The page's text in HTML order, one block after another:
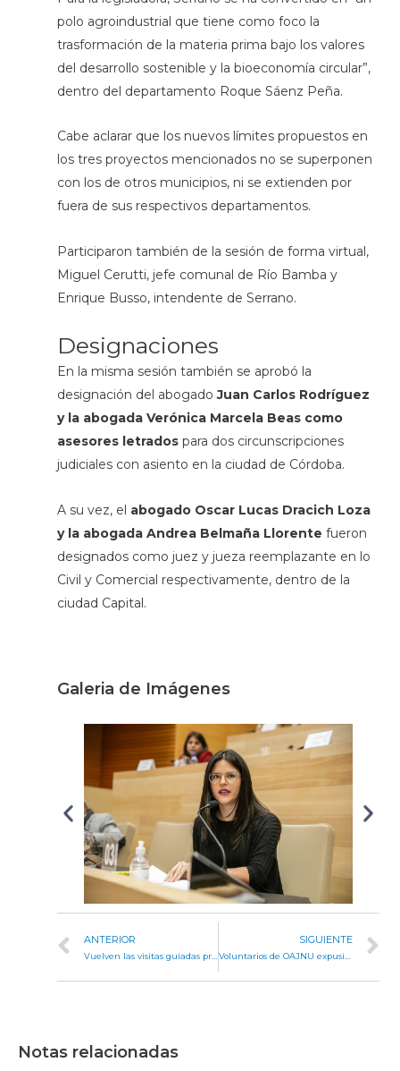
polo agroindustrial que tiene como foco la
trasformación de la materia prima bajo los valores
del desarrollo sostenible y la bioeconomía circular”,
dentro del departamento Roque Sáenz Peña.
Cabe aclarar que los nuevos límites propuestos en
los tres proyectos mencionados no se superponen
con los de otros municipios, ni se extienden por
fuera de sus respectivos departamentos.
Participaron también de la sesión de forma virtual,
Miguel Cerutti, jefe comunal de Río Bamba y
Enrique Busso, intendente de Serrano.
Designaciones
En la misma sesión también se aprobó la
designación del abogadoJuan Carlos Rodríguez
y la abogada Verónica Marcela Beas como
asesores letrados para dos circunscripciones
judiciales con asiento en la ciudad de Córdoba.
A su vez, el abogado Oscar Lucas Dracich Loza
y la abogada Andrea Belmaña Llorente fueron
designados como juez y jueza reemplazante en lo
Civil y Comercial respectivamente, dentro de la
ciudad Capital.
Galeria de Imágenes
ANTERIOR
Vuelven las visitas guiadas presenciales a la Legislatura de Córdoba
SIGUIENTE
Notas relacionadas